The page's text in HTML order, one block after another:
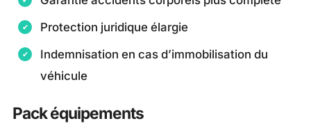
Protection juridique élargie
Indemnisation en cas d’immobilisation du
véhicule
Pack équipements